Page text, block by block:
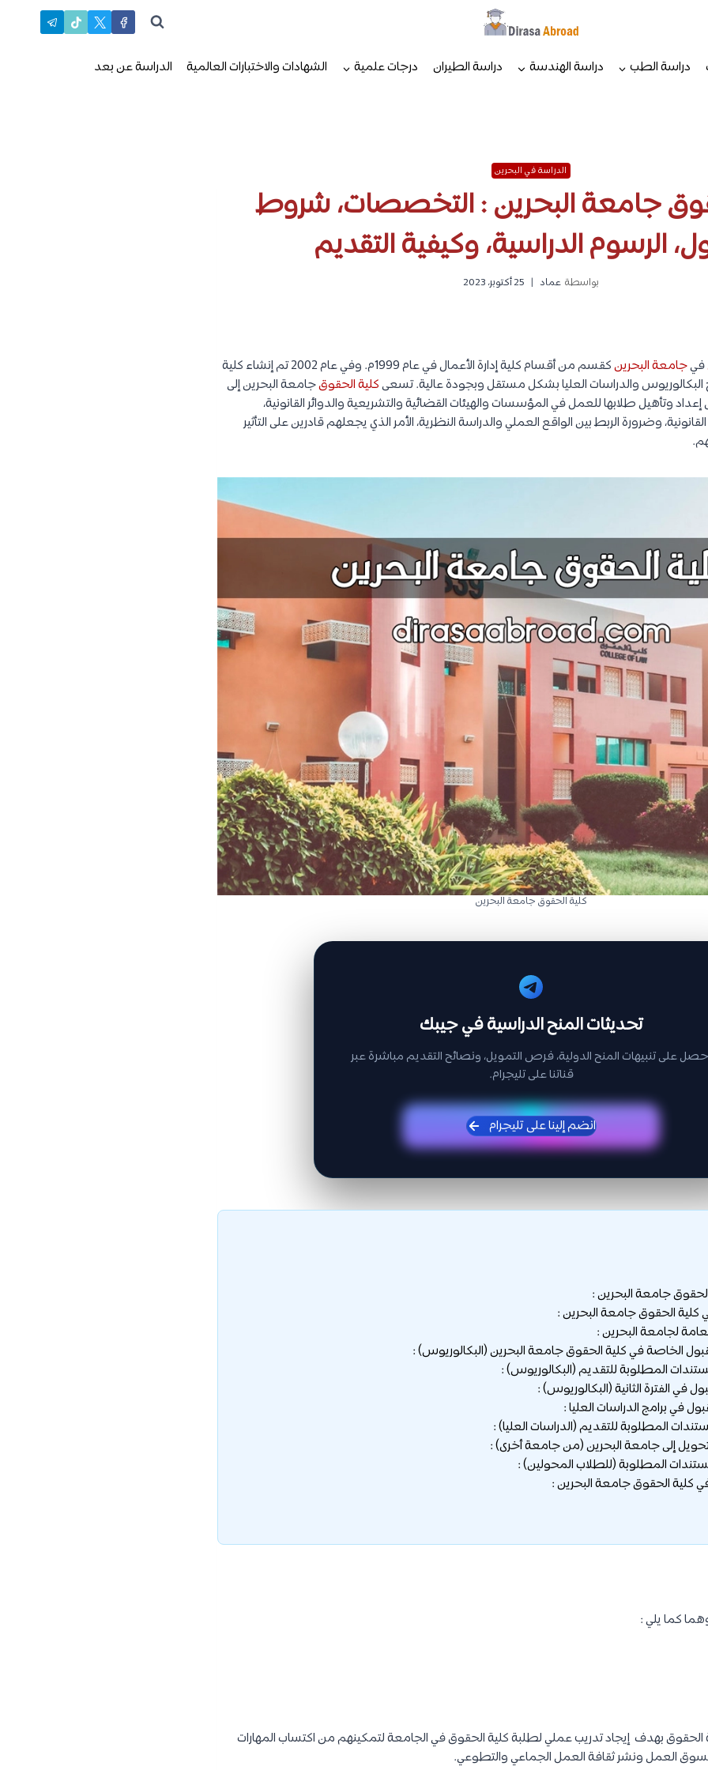
دراسة الطب دراسة الهندسة دراسة الطيران درجات علمية الشهادات والاختبارات العالمية الدراسة عن بعد
الدراسة في البحرين
جامعة البحرين : التخصصات، شروط
الرسوم الدراسية، وكيفية التقديم
بواسطة عماد 25 أكتوبر، 2023
فيجامعة البحرين
كقسم من أقسام كلية إدارة الأعمال في عام 1999م. وفي عام 2002 تم إنشاء كلية
والدراسات العليا بشكل مستقل وبجودة عالية. تسعىكلية الحقوقجامعة البحرين إلى
إعداد وتأهيل طلابها للعمل في المؤسسات والهيئات القضائية والتشريعية والدوائر القانونية،
وضرورة الربط بين الواقع العملي والدراسة النظرية، الأمر الذي يجعلهم قادرين على التأثير
كلية الحقوق جامعة البحرين
تحديثات المنح الدراسية في جيبك
على تنبيهات المنح الدولية، فرص التمويل، ونصائح التقديم مباشرة عبر
قناتنا على تليجرام.
انضم إلينا على تليجرام
جامعة البحرين :
الحقوق جامعة البحرين :
لجامعة البحرين :
الخاصة في كلية الحقوق جامعة البحرين (البكالوريوس) :
المطلوبة للتقديم (البكالوريوس) :
في الفترة الثانية (البكالوريوس) :
في برامج الدراسات العليا :
المطلوبة للتقديم (الدراسات العليا) :
إلى جامعة البحرين (من جامعة أخرى) :
المطلوبة (للطلاب المحولين) :
كلية الحقوق جامعة البحرين :
كما يلي :
الحقوق بهدف إيجاد تدريب عملي لطلبة كلية الحقوق في الجامعة لتمكينهم من اكتساب المهارات
لسوق العمل ونشر ثقافة العمل الجماعي والتطوعي.